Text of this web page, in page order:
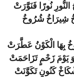
نُورًا فَنَوَّرَتْ
شِيرَاخُ شُرُوخُ
بِهَا الْكَوْنُ عَطَّرَتْ
يَوْمَ زَحْمٍ تَزَاحَمَتْ
كَنُونٍ تَكَوَّنَتْ